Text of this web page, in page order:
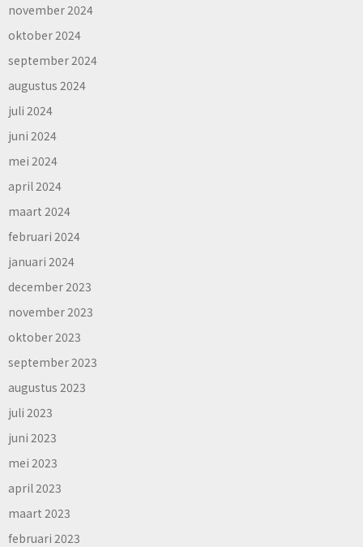
november 2024
oktober 2024
september 2024
augustus 2024
juli 2024
juni 2024
mei 2024
april 2024
maart 2024
februari 2024
januari 2024
december 2023
november 2023
oktober 2023
september 2023
augustus 2023
juli 2023
juni 2023
mei 2023
april 2023
maart 2023
februari 2023